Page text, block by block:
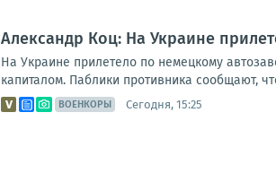
Александр Коц: На Украине
На Украине прилетело по немецкому
капиталом. Паблики противника сообщают,
ВОЕНКОРЫ Сегодня, 15:25